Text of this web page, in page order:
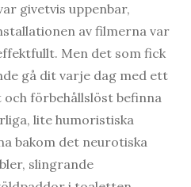
givetvis uppenbar,
av filmerna var
Men det som fick
gå dit varje dag med ett
förbehållslöst befinna
lite humoristiska
bakom det neurotiska
slingrande